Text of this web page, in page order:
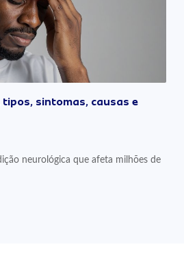
tipos, sintomas, causas e
neurológica que afeta milhões de